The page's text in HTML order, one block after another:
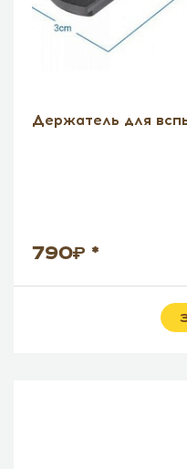
Держатель для
790 *